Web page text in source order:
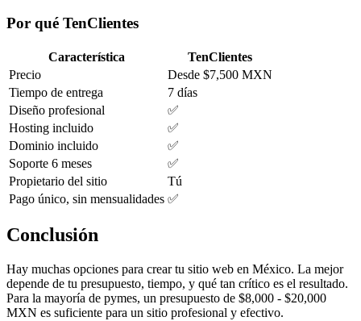
Por qué TenClientes
Característica
TenClientes
Precio
Desde $7,500 MXN
Tiempo de entrega
7 días
Diseño profesional
✅
Hosting incluido
✅
Dominio incluido
✅
Soporte 6 meses
✅
Propietario del sitio
Tú
Pago único, sin mensualidades ✅
Conclusión
Hay muchas opciones para crear tu sitio web en México. La mejor
depende de tu presupuesto, tiempo, y qué tan crítico es el resultado.
Para la mayoría de pymes, un presupuesto de $8,000 - $20,000
MXN es suficiente para un sitio profesional y efectivo.